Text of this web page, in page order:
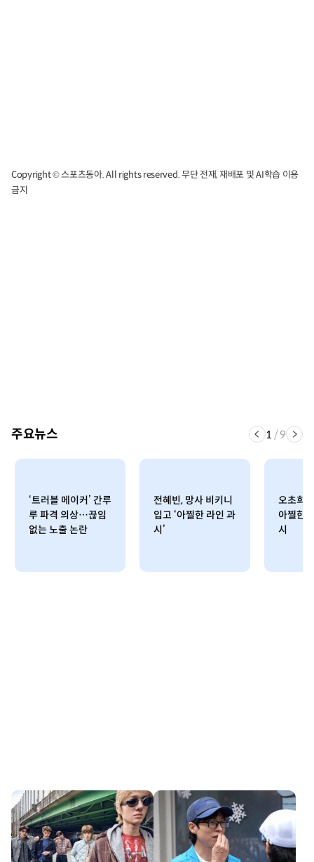
Copyright © 스포츠동아. All rights reserved. 무단 전재, 재배포 및 AI학습 이용
금지
주요뉴스 1 /9
‘트러블 메이커’ 간루
루 파격 의상…끊임
없는 노출 논란
전혜빈, 망사 비키니
입고 ‘아찔한 라인 과
시’
오초희,
아찔한
시